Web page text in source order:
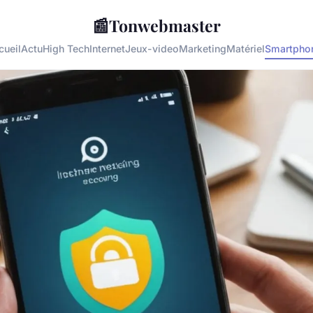
📰Tonwebmaster
ActuHigh TechInternetJeux-videoMarketingMatériel